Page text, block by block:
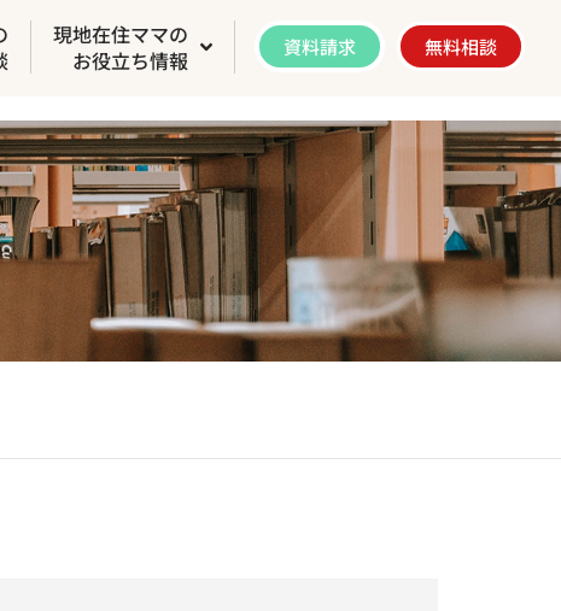
現地在住ママの
お役立ち情報
無料相談
資料請求